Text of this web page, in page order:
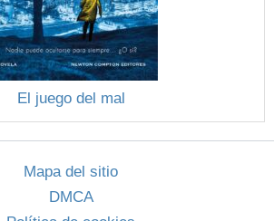
El juego del mal
Mapa del sitio
DMCA